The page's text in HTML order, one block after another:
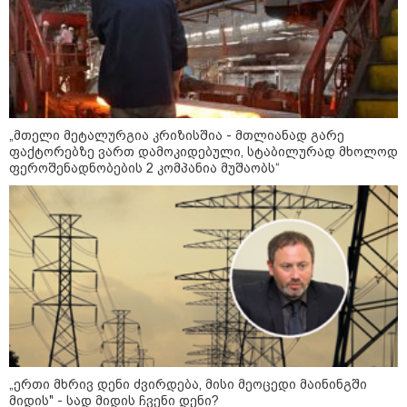
„ერთი მხრივ დენი ძვირდება, მისი
მეოცედი მაინინგში მიდის" - სად
მიდის ჩვენი დენი?
რა მანძილზე აფიქსირებს კამერა
გზებზე მანქანის სიჩქარეს -
მითები ფოტორადარებზე
პოლიტიკა
„მთელი მეტალურგია კრიზისშია - მთლიანად გარე
ფაქტორებზე ვართ დამოკიდებული, სტაბილურად მხოლოდ
ფეროშენადნობების 2 კომპანია მუშაობს“
„ერთი მხრივ დენი ძვირდება, მისი მეოცედი მაინინგში
მიდის" - სად მიდის ჩვენი დენი?